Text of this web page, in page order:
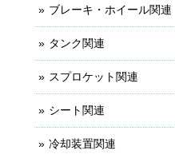
ブレーキ・ホイール関連
タンク関連
スプロケット関連
シート関連
冷却装置関連